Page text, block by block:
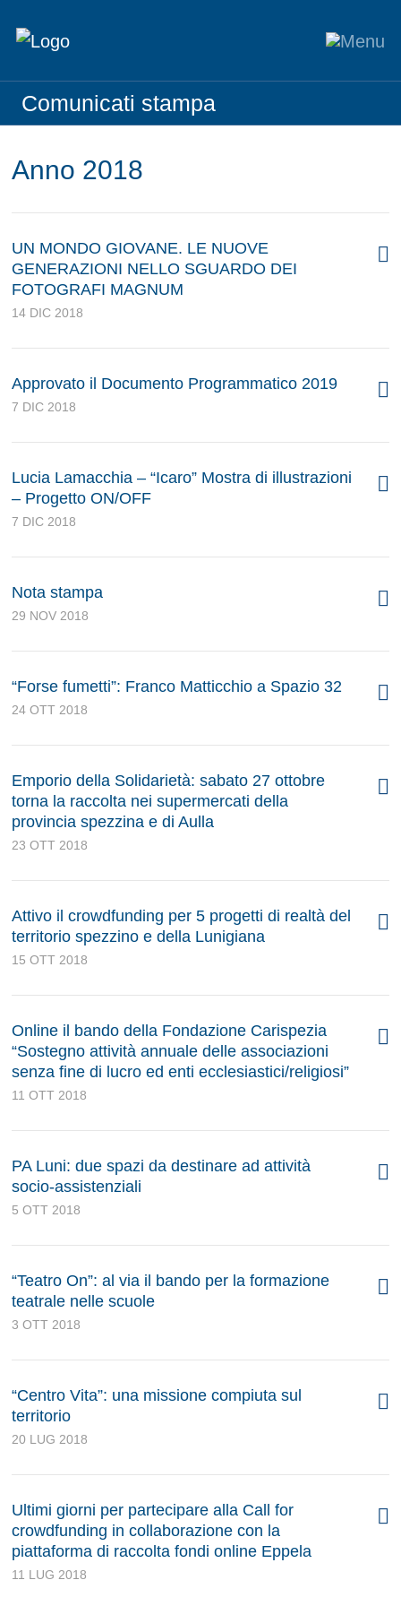
Comunicati stampa
Anno 2018
UN MONDO GIOVANE. LE NUOVE
GENERAZIONI NELLO SGUARDO DEI
FOTOGRAFI MAGNUM
14 DIC 2018
Approvato il Documento Programmatico 2019
7 DIC 2018
Lucia Lamacchia – “Icaro” Mostra di illustrazioni
– Progetto ON/OFF
7 DIC 2018
Nota stampa
29 NOV 2018
“Forse fumetti”: Franco Matticchio a Spazio 32
24 OTT 2018
Emporio della Solidarietà: sabato 27 ottobre
torna la raccolta nei supermercati della
provincia spezzina e di Aulla
23 OTT 2018
Attivo il crowdfunding per 5 progetti di realtà del
territorio spezzino e della Lunigiana
15 OTT 2018
Online il bando della Fondazione Carispezia
“Sostegno attività annuale delle associazioni
senza fine di lucro ed enti ecclesiastici/religiosi”
11 OTT 2018
PA Luni: due spazi da destinare ad attività
socio-assistenziali
5 OTT 2018
“Teatro On”: al via il bando per la formazione
teatrale nelle scuole
3 OTT 2018
“Centro Vita”: una missione compiuta sul
territorio
20 LUG 2018
Ultimi giorni per partecipare alla Call for
crowdfunding in collaborazione con la
piattaforma di raccolta fondi online Eppela
11 LUG 2018